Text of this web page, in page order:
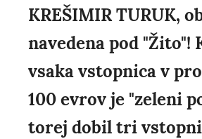
KREŠIMIR TURUK,
navedena pod "Žito"!
vsaka vstopnica v
100 evrov je "zeleni
torej dobil tri